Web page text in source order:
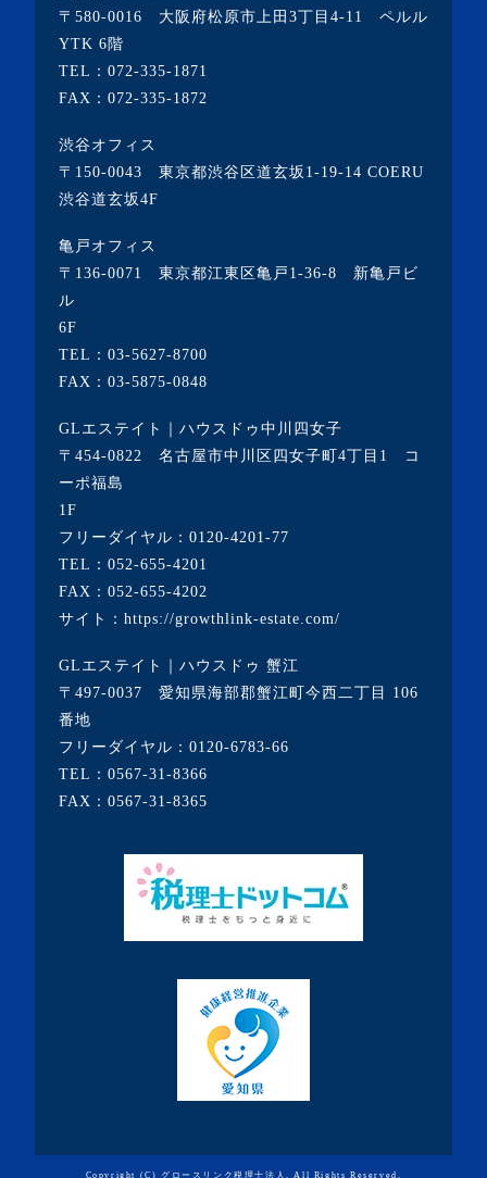
〒580-0016 大阪府松原市上田3丁目4-11 ペルル
YTK 6階
TEL： 072-335-1871
FAX：072-335-1872
渋谷オフィス
〒150-0043 東京都渋谷区道玄坂1-19-14 COERU
渋谷道玄坂4F
亀戸オフィス
〒136-0071 東京都江東区亀戸1-36-8 新亀戸ビ
ル
6F
TEL： 03-5627-8700
FAX：03-5875-0848
GLエステイト｜ハウスドゥ中川四女子
〒454-0822 名古屋市中川区四女子町4丁目1 コ
ーポ福島
1F
フリーダイヤル： 0120-4201-77
TEL： 052-655-4201
FAX：052-655-4202
サイト： https://growthlink-estate.com/
GLエステイト｜ハウスドゥ 蟹江
〒497-0037 愛知県海部郡蟹江町今西二丁目 106
番地
フリーダイヤル： 0120-6783-66
TEL： 0567-31-8366
FAX：0567-31-8365
Copyright (C) グロースリンク税理士法人. All Rights Reserved.